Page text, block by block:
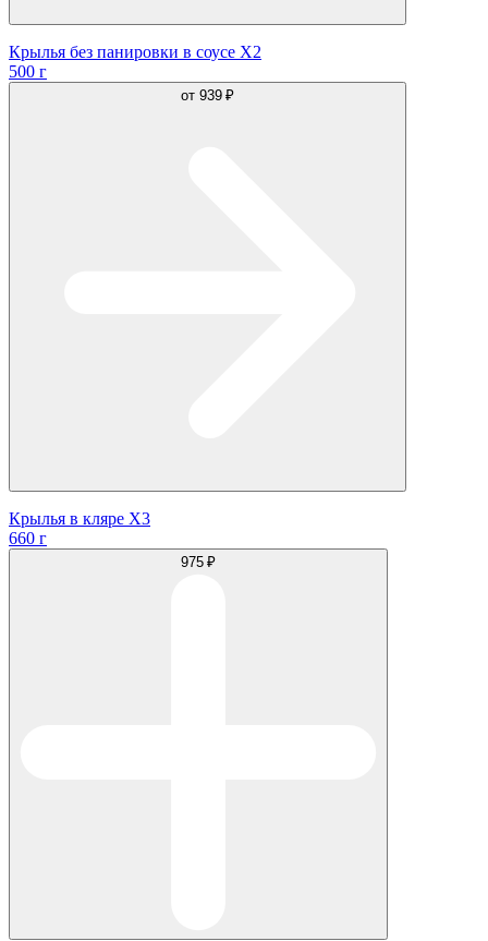
Крылья без панировки в соусе Х2
500 г
от 939 ₽
Крылья в кляре Х3
660 г
975 ₽